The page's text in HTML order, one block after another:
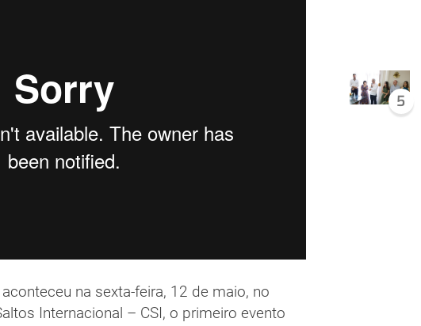
na sexta-feira, 12 de maio, no
Internacional – CSI, o primeiro evento
5